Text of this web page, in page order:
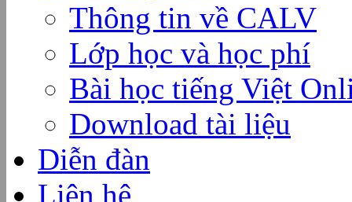
Thông tin về CALV
Lớp học và học phí
Bài học tiếng Việt
Download tài liệu
Diễn đàn
Liên hệ